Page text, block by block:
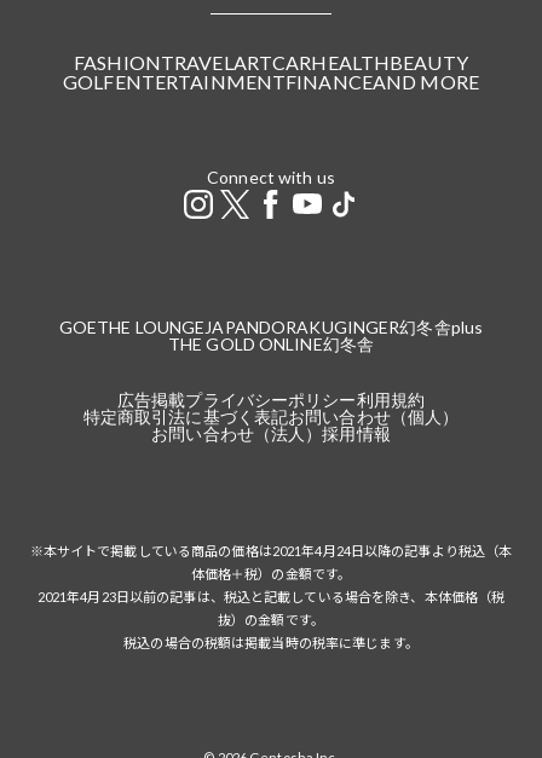
FASHIONTRAVELARTCARHEALTHBEAUTY
GOLFENTERTAINMENTFINANCEAND MORE
Connect with us
GOETHE LOUNGE JAPANDORAKUGINGER幻冬舎plus
THE GOLD ONLINE幻冬舎
広告掲載プライバシーポリシー利用規約
特定商取引法に基づく表記お問い合わせ（個人）
お問い合わせ（法人）採用情報
※本サイトで掲載している商品の価格は2021年4月24日以降の記事より税込（本
体価格＋税）の金額です。
2021年4月23日以前の記事は、税込と記載している場合を除き、本体価格（税
抜）の金額です。
税込の場合の税額は掲載当時の税率に準じます。